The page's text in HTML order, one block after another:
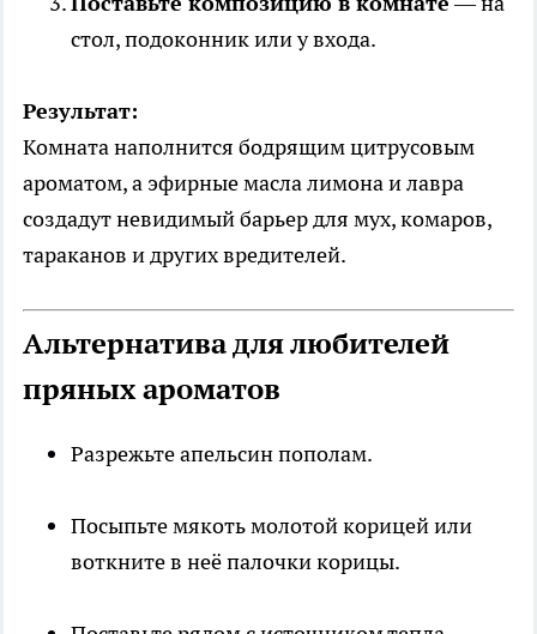
стол, подоконник или у входа.
Результат:
Комната наполнится бодрящим цитрусовым
ароматом, а эфирные масла лимона и лавра
создадут невидимый барьер для мух, комаров,
тараканов и других вредителей.
Альтернатива для любителей
пряных ароматов
Разрежьте апельсин пополам.
Посыпьте мякоть молотой корицей или
воткните в неё палочки корицы.